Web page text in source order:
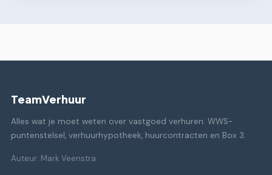
TeamVerhuur
Alles wat je moet weten over vastgoed verhuren: WWS-
puntenstelsel, verhuurhypotheek, huurcontracten en Box 3.
Auteur: Mark Veenstra